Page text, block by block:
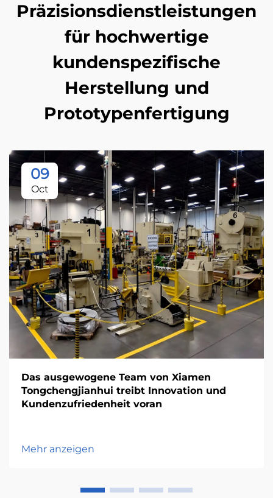
Präzisionsdienstleistungen
für hochwertige
kundenspezifische
Herstellung und
Prototypenfertigung
09
Oct
Das ausgewogene Team von Xiamen
Tongchengjianhui treibt Innovation und
Kundenzufriedenheit voran
Mehr anzeigen